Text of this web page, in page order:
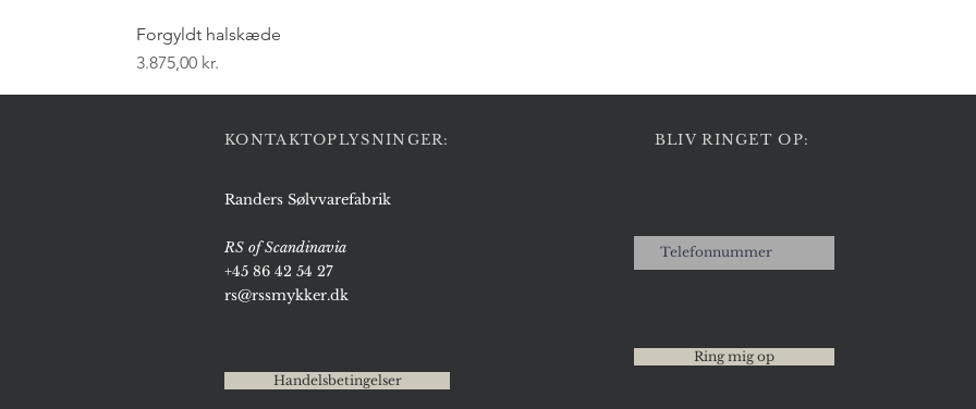
Forgyldt halskæde
Pris
3.875,00 kr.
KONTAKTOPLYSNINGER: BLIV RINGET OP:
Randers Sølvvarefabrik
RS of Scandinavia
+45 86 42 54 27
rs@rssmykker.dk
Handelsbetingelser
Ring mig op